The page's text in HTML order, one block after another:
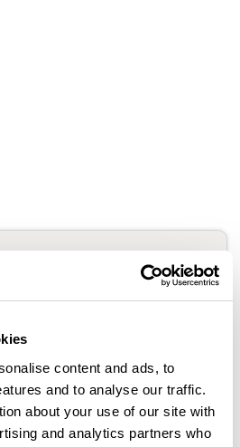
content and ads, to
and to analyse our traffic.
about your use of our site with
and analytics partners who
un avis